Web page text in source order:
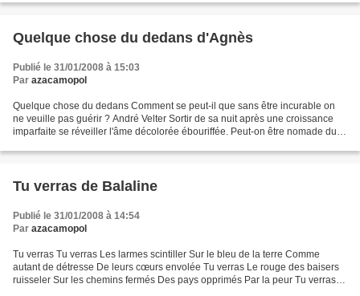
Quelque chose du dedans d'Agnès
Publié le 31/01/2008 à 15:03
Par azacamopol
Quelque chose du dedans Comment se peut-il que sans être incurable on
ne veuille pas guérir ? André Velter Sortir de sa nuit après une croissance
imparfaite se réveiller l'âme décolorée ébouriffée. Peut-on être nomade du
Tu verras de Balaline
Publié le 31/01/2008 à 14:54
Par azacamopol
Tu verras Tu verras Les larmes scintiller Sur le bleu de la terre Comme
autant de détresse De leurs cœurs envolée Tu verras Le rouge des baisers
ruisseler Sur les chemins fermés Des pays opprimés Par la peur Tu verras